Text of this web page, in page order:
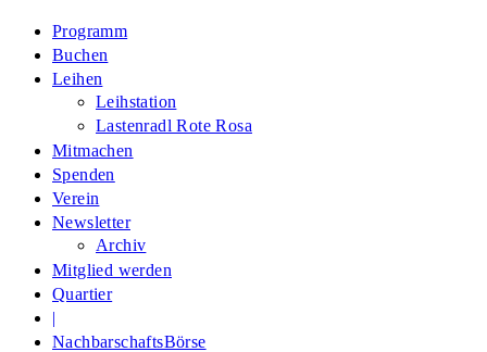
Programm
Buchen
Leihen
Leihstation
Lastenradl Rote Rosa
Mitmachen
Spenden
Verein
Newsletter
Archiv
Mitglied werden
Quartier
|
NachbarschaftsBörse